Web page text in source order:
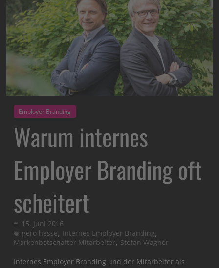
Employer Branding
Warum internes
Employer Branding oft
scheitert
15. Juni 2016
gero hesse, Internes Employer Branding,
Markenbotschafter Mitarbeiter, Stefan Wagner
Internes Employer Branding und der Mitarbeiter als